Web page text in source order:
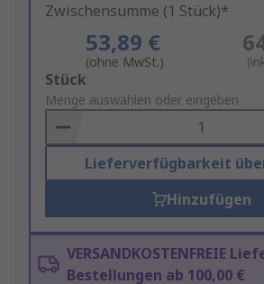
Zwischensumme (1 Stück)*
53,89 €
(ohne MwSt.)
Add
to
Basket
Stück
Menge auswählen oder eingeben
Lieferverfügbarkeit
Hinzufügen
VERSANDKOSTENFREIE
Bestellungen ab 100,00 €